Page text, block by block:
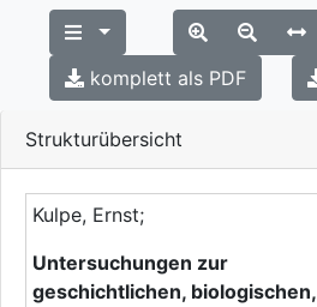
Strukturübersicht
Kulpe, Ernst;
Untersuchungen zur
geschichtlichen, biologischen,
komplett als PDF